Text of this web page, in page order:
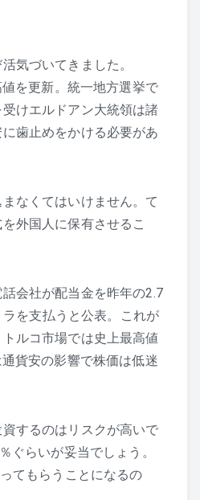
気づいてきました。
を更新。統一地方選挙で
けエルドアン大統領は諸
歯止めをかける必要があ
なくてはいけません。て
外国人に保有させるこ
会社が配当金を昨年の2.7
を支払うと公表。これが
ルコ市場では史上最高値
貨安の影響で株価は低迷
するのはリスクが高いで
ぐらいが妥当でしょう。
てもらうことになるの